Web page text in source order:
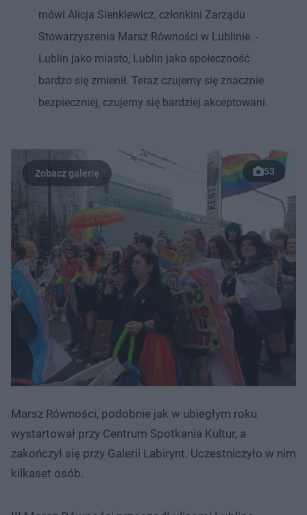
mówi Alicja Sienkiewicz, członkini Zarządu
Stowarzyszenia Marsz Równości w Lublinie. -
Lublin jako miasto, Lublin jako społeczność
bardzo się zmienił. Teraz czujemy się znacznie
bezpieczniej, czujemy się bardziej akceptowani.
53
Marsz Równości, podobnie jak w ubiegłym roku
wystartował przy Centrum Spotkania Kultur, a
zakończył się przy Galerii Labirynt. Uczestniczyło w nim
kilkaset osób.